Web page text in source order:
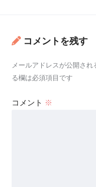
コメントを残す
メールアドレスが公開され
る欄は必須項目です
コメント ※